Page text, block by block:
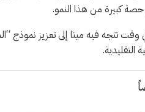
كبيرة من هذا النمو.
وقت تتجه فيه ميتا إلى تعزيز نموذج
التقليدية.